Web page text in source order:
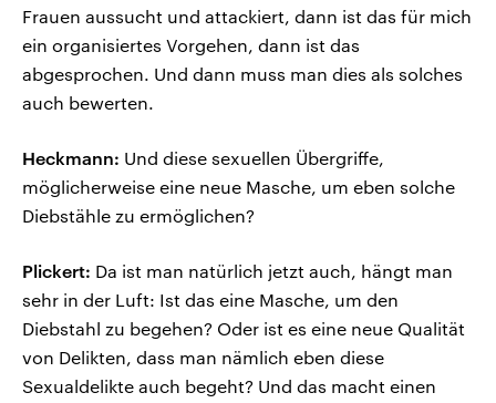
Frauen aussucht und attackiert, dann ist das für mich
ein organisiertes Vorgehen, dann ist das
abgesprochen. Und dann muss man dies als solches
auch bewerten.
Heckmann: Und diese sexuellen Übergriffe,
möglicherweise eine neue Masche, um eben solche
Diebstähle zu ermöglichen?
Plickert: Da ist man natürlich jetzt auch, hängt man
sehr in der Luft: Ist das eine Masche, um den
Diebstahl zu begehen? Oder ist es eine neue Qualität
von Delikten, dass man nämlich eben diese
Sexualdelikte auch begeht? Und das macht einen